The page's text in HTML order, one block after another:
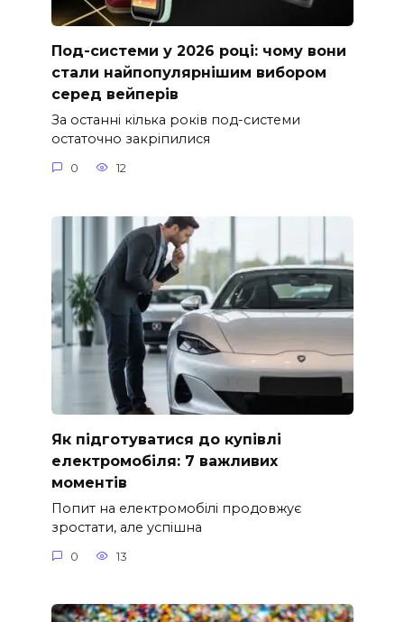
Под-системи у 2026 році: чому вони
стали найпопулярнішим вибором
серед вейперів
За останні кілька років под-системи
остаточно закріпилися
0 12
Як підготуватися до купівлі
електромобіля: 7 важливих
моментів
Попит на електромобілі продовжує
зростати, але успішна
0 13